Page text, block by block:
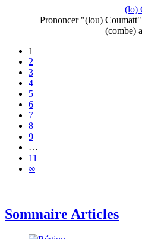
(lo)
Prononcer "(lou)
(combe)
1
2
3
4
5
6
7
8
9
…
11
∞
Sommaire Articles